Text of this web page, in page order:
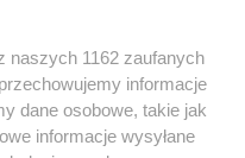
naszych 1162 zaufanych
informacje
dane osobowe, takie jak
informacje wysyłane